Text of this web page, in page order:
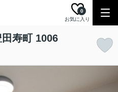
お気に入り
0
寿町 1006